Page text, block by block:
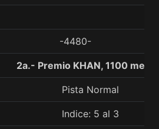
-4480-
2a.- Premio KHAN, 1100
Pista Normal
Indice: 5 al 3